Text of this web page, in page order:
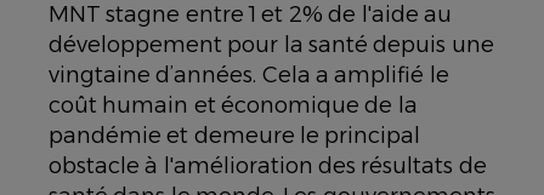
MNT stagne entre 1 et 2% de l'aide au
développement pour la santé depuis une
vingtaine d’années. Cela a amplifié le
coût humain et économique de la
pandémie et demeure le principal
obstacle à l'amélioration des résultats de